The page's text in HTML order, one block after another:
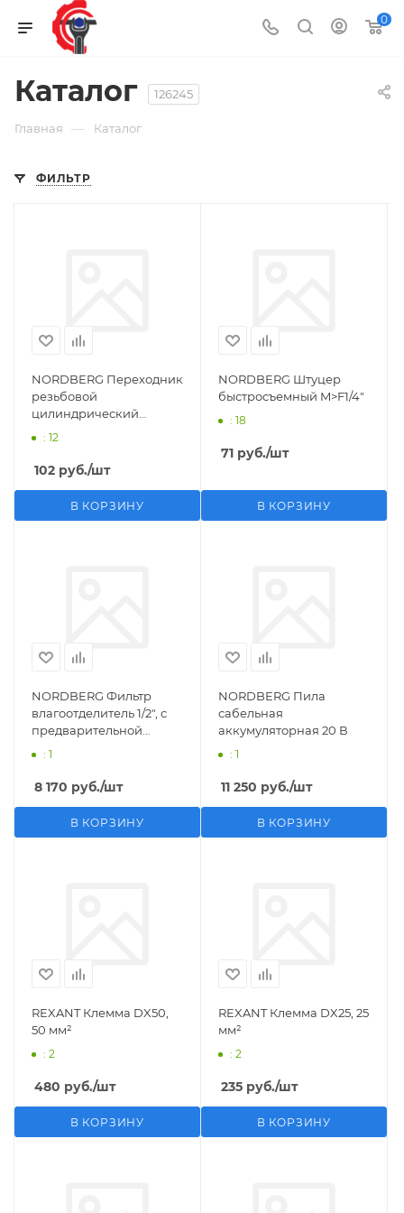
0
Каталог 126245
Главная — Каталог
ФИЛЬТР
NORDBERG Переходник
резьбовой
цилиндрический
M1/2">F1/4"
: 12
102 руб./шт
В КОРЗИНУ
NORDBERG Штуцер
быстросъемный M>F1/4"
: 18
71 руб./шт
В КОРЗИНУ
NORDBERG Фильтр
влагоотделитель 1/2", с
предварительной
фильтрацией
: 1
8 170 руб./шт
В КОРЗИНУ
NORDBERG Пила
сабельная
аккумуляторная 20 В
: 1
11 250 руб./шт
В КОРЗИНУ
REXANT Клемма DX50,
50 мм²
: 2
480 руб./шт
В КОРЗИНУ
REXANT Клемма DX25, 25
мм²
: 2
235 руб./шт
В КОРЗИНУ